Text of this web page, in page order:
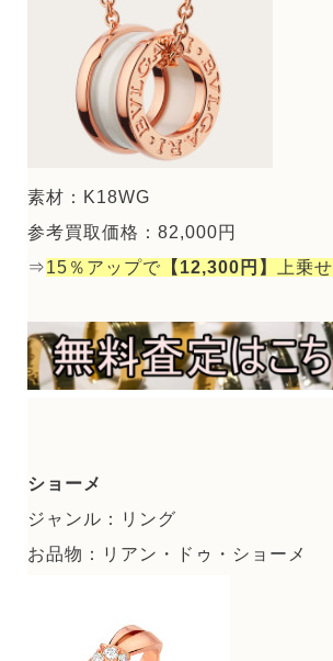
素材：K18WG
参考買取価格：82,000円
⇒15％アップで 【12,300円】 上乗せ
ショーメ
ジャンル：リング
お品物：リアン・ドゥ・ショーメ